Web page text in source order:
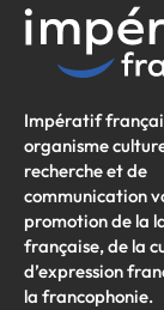
Impératif
organisme
recherche et de
communication
promotion de la
française, de la
d’expression
la francophonie.